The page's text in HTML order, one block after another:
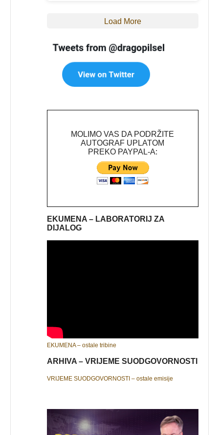
Load More
MOLIMO VAS DA PODRŽITE
AUTOGRAF UPLATOM
PREKO PAYPAL-A:
EKUMENA – LABORATORIJ ZA
DIJALOG
EKUMENA – ostale tribine
ARHIVA – VRIJEME SUODGOVORNOSTI
VRIJEME SUODGOVORNOSTI – ostale emisije